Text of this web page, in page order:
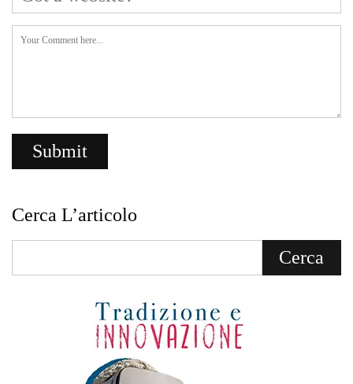
Cerca L’articolo